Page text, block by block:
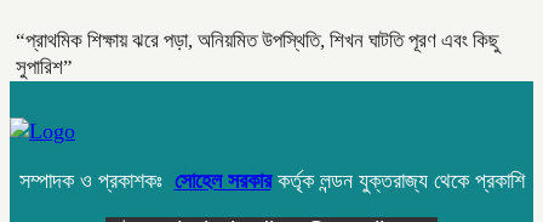
“প্রাথমিক শিক্ষায় ঝরে পড়া, অনিয়মিত উপস্থিতি, শিখন ঘাটতি পূরণ এবং কিছু
সুপারিশ”
সম্পাদক ও প্রকাশকঃ সোহেল সরকারকর্তৃক লন্ডন যুক্তরাজ্য থেকে প্রকাশি